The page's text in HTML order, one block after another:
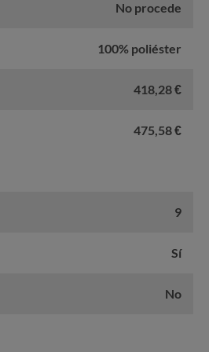
No procede
100% poliéster
418,28 €
475,58 €
9
Sí
No